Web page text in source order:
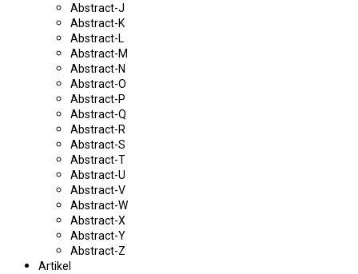
Abstract-J
Abstract-K
Abstract-L
Abstract-M
Abstract-N
Abstract-O
Abstract-P
Abstract-Q
Abstract-R
Abstract-S
Abstract-T
Abstract-U
Abstract-V
Abstract-W
Abstract-X
Abstract-Y
Abstract-Z
Artikel